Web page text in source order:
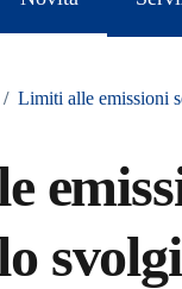
/ Limiti alle emissioni